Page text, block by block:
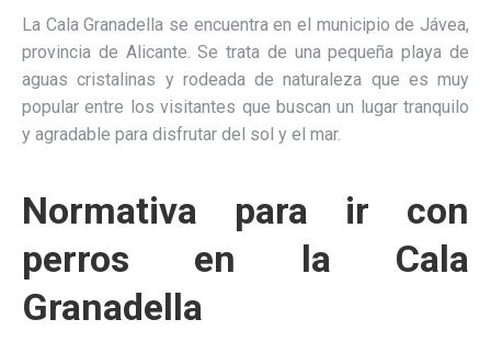
La Cala Granadella se encuentra en el municipio de Jávea,
provincia de Alicante. Se trata de una pequeña playa de
aguas cristalinas y rodeada de naturaleza que es muy
popular entre los visitantes que buscan un lugar tranquilo
y agradable para disfrutar del sol y el mar.
Normativa para ir con
perros en la Cala
Granadella